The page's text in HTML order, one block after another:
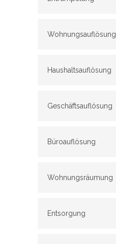
Wohnungsauflösung
Haushaltsauflösung
Geschäftsauflösung
Büroauflösung
Wohnungsräumung
Entsorgung